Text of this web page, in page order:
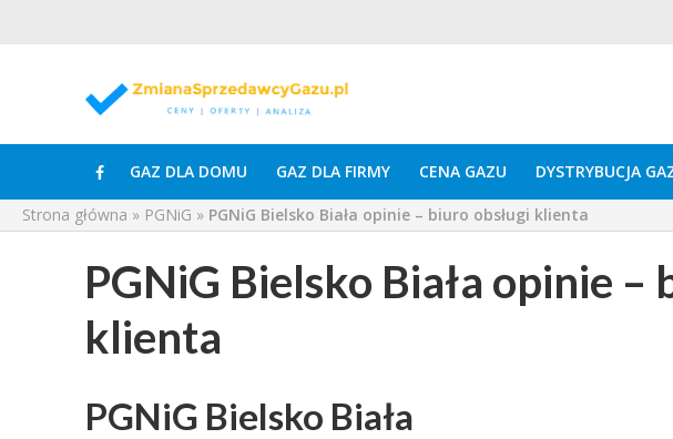
GAZ DLA DOMU GAZ DLA FIRMY CENA GAZU DYSTRYBUCJA
Strona główna » PGNiG » PGNiG Bielsko Biała opinie – biuro obsługi klienta
PGNiG Bielsko Biała opinie –
klienta
PGNiG Bielsko Biała